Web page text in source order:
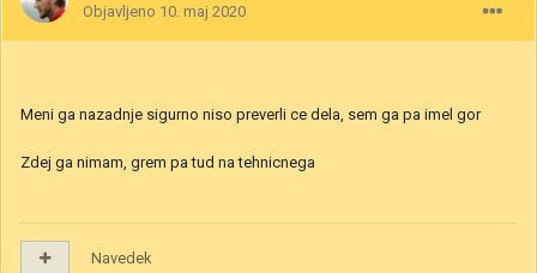
Objavljeno 10. maj 2020
Meni ga nazadnje sigurno niso preverli ce dela, sem ga pa imel gor
Zdej ga nimam, grem pa tud na tehnicnega
Navedek